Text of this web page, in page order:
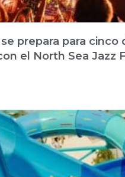
prepara para cinco
el North Sea Jazz